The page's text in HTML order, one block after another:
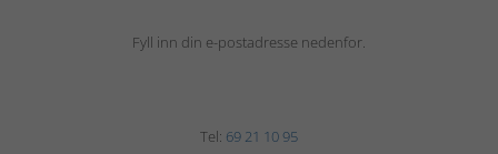
Fyll inn din e-postadresse nedenfor.
Tel: 69 21 10 95